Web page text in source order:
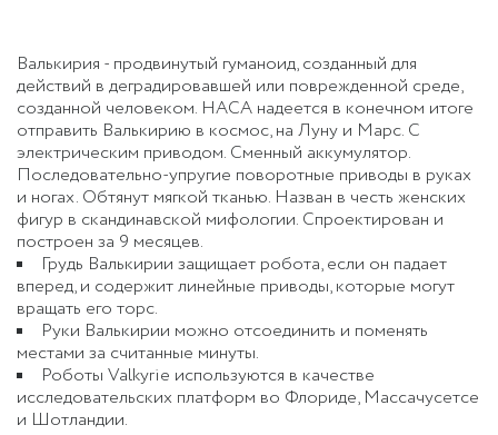
Валькирия - продвинутый гуманоид, созданный для
действий в деградировавшей или поврежденной среде,
созданной человеком. НАСА надеется в конечном итоге
отправить Валькирию в космос, на Луну и Марс. С
электрическим приводом. Сменный аккумулятор.
Последовательно-упругие поворотные приводы в руках
и ногах. Обтянут мягкой тканью. Назван в честь женских
фигур в скандинавской мифологии. Спроектирован и
построен за 9 месяцев.
Грудь Валькирии защищает робота, если он падает
вперед, и содержит линейные приводы, которые могут
вращать его торс.
Руки Валькирии можно отсоединить и поменять
местами за считанные минуты.
Роботы Valkyrie используются в качестве
исследовательских платформ во Флориде, Массачусетсе
и Шотландии.